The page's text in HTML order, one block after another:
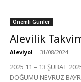
Önemli Günler
Alevilik
Aleviyol - 31/08/2024
2025 11 – 13 ŞUBAT
DOĞUMU NEVRUZ